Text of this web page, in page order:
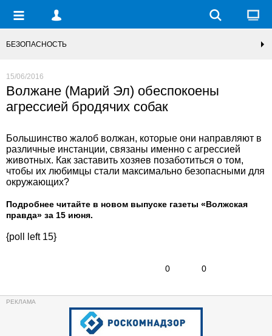
БЕЗОПАСНОСТЬ
15/06/2016
Волжане (Марий Эл) обеспокоены
агрессией бродячих собак
Большинство жалоб волжан, которые они направляют в
различные инстанции, связаны именно с агрессией
животных. Как заставить хозяев позаботиться о том,
чтобы их любимцы стали максимально безопасными для
окружающих?
Подробнее читайте в новом выпуске газеты «Волжская
правда» за 15 июня.
{poll left 15}
0 0